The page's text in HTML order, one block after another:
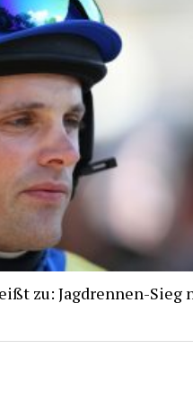
zu: Jagdrennen-Sieg